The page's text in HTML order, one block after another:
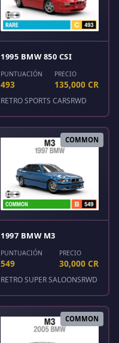
1995 BMW 850 CSI
PUNTUACIÓN
493
PRECIO
135,000 CR
RETRO SPORTS CARSRWD
COMMON
1997 BMW M3
PUNTUACIÓN
549
PRECIO
30,000 CR
RETRO SUPER SALOONSRWD
COMMON